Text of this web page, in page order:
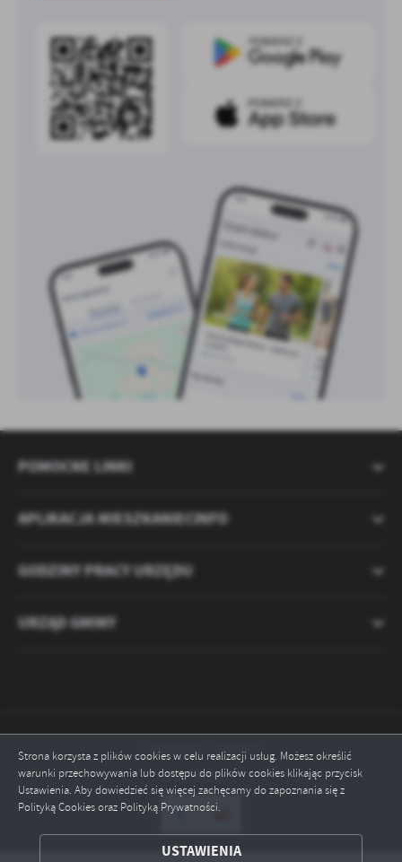
Strona korzysta z plików cookies w celu realizacji usług. Możesz określić
warunki przechowywania lub dostępu do plików cookies klikając przycisk
Ustawienia. Aby dowiedzieć się więcej zachęcamy do zapoznania się z
Polityką Cookies oraz Polityką Prywatności.
USTAWIENIA
POMOCNE LINKI
APLIKACJA MIESZKANIECINFO
GODZINY PRACY URZĘDU
URZĄD GMINY
Odwiedzin: 2120457
Online: 1